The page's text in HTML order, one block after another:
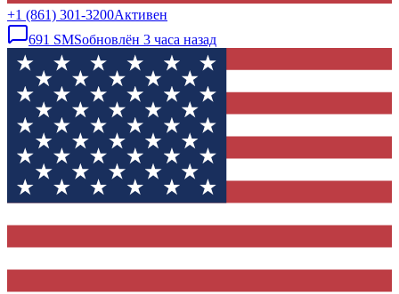
+1 (861) 301-3200Активен
691 SMSобновлён 3 часа назад